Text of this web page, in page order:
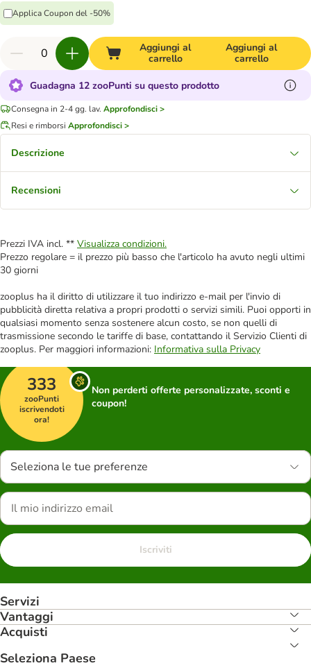
Applica Coupon del -50%
Aggiungi al
carrello
Aggiungi al
carrello
Guadagna 12 zooPunti su questo prodotto
Consegna in 2-4 gg. lav. Approfondisci >
Resi e rimborsi Approfondisci >
Descrizione
Recensioni
Prezzi IVA incl. ** Visualizza condizioni.
Prezzo regolare = il prezzo più basso che l'articolo ha avuto negli ultimi
30 giorni
zooplus ha il diritto di utilizzare il tuo indirizzo e-mail per l'invio di
pubblicità diretta relativa a propri prodotti o servizi simili. Puoi opporti in
qualsiasi momento senza sostenere alcun costo, se non quelli di
trasmissione secondo le tariffe di base, contattando il Servizio Clienti di
zooplus. Per maggiori informazioni: Informativa sulla Privacy
333
zooPunti
iscrivendoti
ora!
Non perderti offerte personalizzate, sconti e
coupon!
Seleziona le tue preferenze
Iscriviti
Servizi
Vantaggi
Acquisti
Seleziona Paese